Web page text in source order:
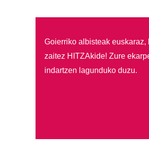
Goierriko albisteak
zaitez HITZAkide! Zure
indartzen lagunduko duzu.